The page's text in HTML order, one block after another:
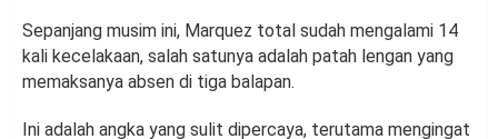
Sepanjang musim ini, Marquez total sudah mengalami 14
kali kecelakaan, salah satunya adalah patah lengan yang
memaksanya absen di tiga balapan.
Ini adalah angka yang sulit dipercaya, terutama mengingat